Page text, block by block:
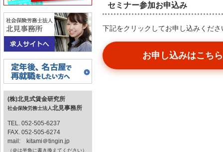
セミナー参加お申込み
下記をクリックしてお申し込みくだ
お申し込みはこちら
(株)北見式賃金研究所
社会保険労務士法人北見事務所
TEL. 052-505-6237
FAX. 052-505-6274
mail: kitami＠tingin.jp
（＠は半角に書き換えてください）